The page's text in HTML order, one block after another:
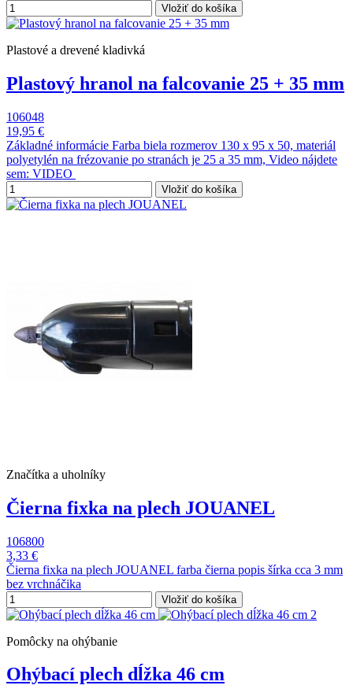
Vložiť do košíka
Plastové a drevené kladivká
Plastový hranol na falcovanie 25 + 35 mm
106048
19,95 €
Základné informácie Farba biela rozmerov 130 x 95 x 50, materiál
polyetylén na frézovanie po stranách je 25 a 35 mm, Video nájdete
sem: VIDEO
Vložiť do košíka
Značítka a uholníky
Čierna fixka na plech JOUANEL
106800
3,33 €
Čierna fixka na plech JOUANEL farba čierna popis šírka cca 3 mm
bez vrchnáčika
Vložiť do košíka
Pomôcky na ohýbanie
Ohýbací plech dĺžka 46 cm